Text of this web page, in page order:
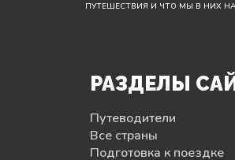
ПУТЕШЕСТВИЯ И ЧТО МЫ В НИХ
РАЗДЕЛЫ
Путеводители
Все страны
Подготовка к поездке